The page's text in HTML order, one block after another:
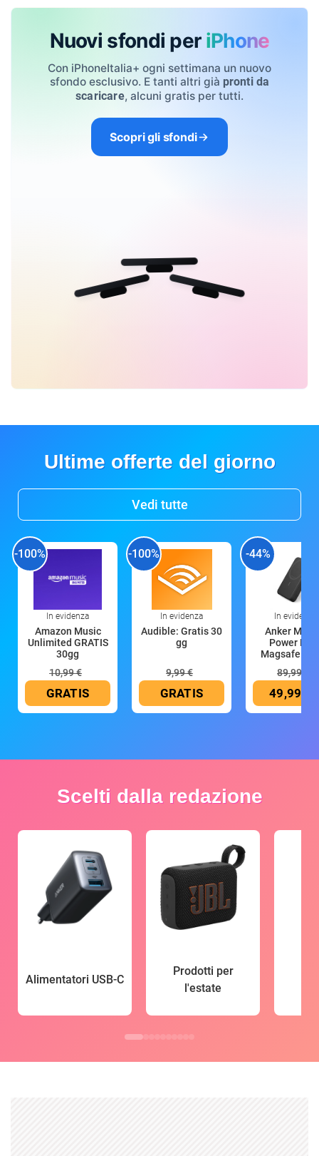
Nuovi sfondi per iPhone
Con iPhoneItalia+ ogni settimana un nuovo
sfondo esclusivo. E tanti altri già pronti da
scaricare, alcuni gratis per tutti.
Scopri gli sfondi
Ultime offerte del giorno
Vedi tutte
-100%
In evidenza
Amazon Music
Unlimited GRATIS
30gg
10,99 €
GRATIS
-100%
In evidenza
Audible: Gratis 30
gg
9,99 €
GRATIS
-44%
In evidenza
Anker
Power
Magsafe
89,99 €
49,99 €
Scelti dalla redazione
Alimentatori USB-C
Prodotti per
l'estate